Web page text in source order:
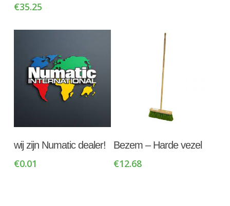
€35.25
Winkelwagen
wij zijn Numatic dealer!
€0.01
Winkelwagen
Bezem – Harde vezel
€12.68